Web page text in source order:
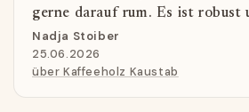
gerne darauf rum. Es ist robust
Nadja Stoiber
25.06.2026
über Kaffeeholz Kaustab